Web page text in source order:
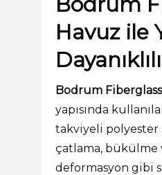
Havuz ile
Bodrum
yapısında
takviyeli polyester
çatlama, bükülme
deformasyon gibi